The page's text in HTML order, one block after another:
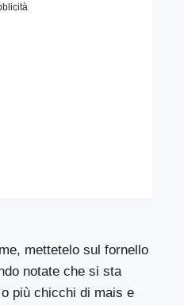
mettetelo sul fornello
notate che si sta
più chicchi di mais e